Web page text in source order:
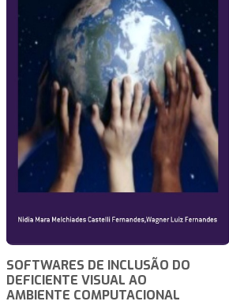
SOFTWARES DE INCLUSÃO DO
DEFICIENTE VISUAL AO
AMBIENTE COMPUTACIONAL